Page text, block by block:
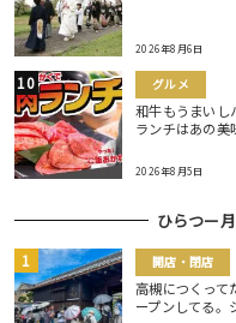
2026年8月6日
グルメ
和牛もうまいし
ランチはあの美
2026年8月5日
ひらつー
開店・閉店
高槻につくって
ープンしてる。